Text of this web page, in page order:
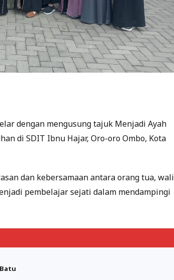
dengan mengusung tajuk Menjadi Ayah
di SDIT Ibnu Hajar, Oro-oro Ombo, Kota
dan kebersamaan antara orang tua, wali
pembelajar sejati dalam mendampingi